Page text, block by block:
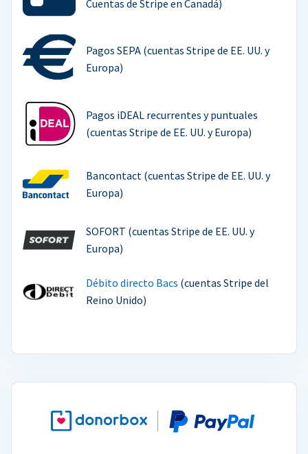
Cuentas de Stripe en Canadá)
Pagos SEPA (cuentas Stripe de EE. UU. y
Europa)
Pagos iDEAL recurrentes y puntuales
(cuentas Stripe de EE. UU. y Europa)
Bancontact (cuentas Stripe de EE. UU. y
Europa)
SOFORT (cuentas Stripe de EE. UU. y
Europa)
Débito directo Bacs (cuentas Stripe del
Reino Unido)